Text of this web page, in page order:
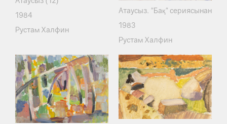
1984
Рустам Халфин
Атаусыз. "Бақ" сериясынан
1983
Рустам Халфин